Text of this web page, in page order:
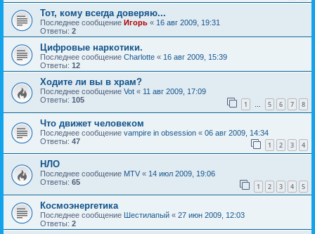
Тот, кому всегда доверяю...
Последнее сообщение Игорь « 16 авг 2009, 19:31
Ответы: 2
Цифровые наркотики.
Последнее сообщение Charlotte « 16 авг 2009, 15:39
Ответы: 12
Ходите ли вы в храм?
Последнее сообщение Vot « 11 авг 2009, 17:09
Ответы: 105 1 … 5 6 7 8
Что движет человеком
Последнее сообщение vampire in obsession « 06 авг 2009, 14:34
Ответы: 47 1 2 3 4
НЛО
Последнее сообщение MTV « 14 июл 2009, 19:06
Ответы: 65 1 2 3 4 5
Космоэнергетика
Последнее сообщение Шестилапый « 27 июн 2009, 12:03
Ответы: 2